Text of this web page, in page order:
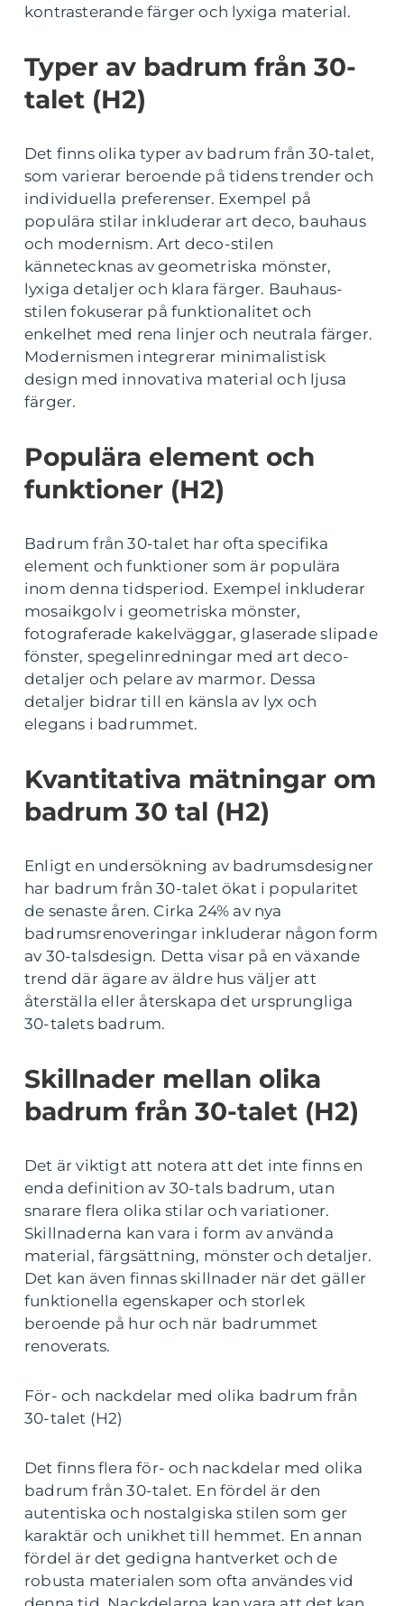
kontrasterande färger och lyxiga material.
Typer av badrum från 30-
talet (H2)
Det finns olika typer av badrum från 30-talet,
som varierar beroende på tidens trender och
individuella preferenser. Exempel på
populära stilar inkluderar art deco, bauhaus
och modernism. Art deco-stilen
kännetecknas av geometriska mönster,
lyxiga detaljer och klara färger. Bauhaus-
stilen fokuserar på funktionalitet och
enkelhet med rena linjer och neutrala färger.
Modernismen integrerar minimalistisk
design med innovativa material och ljusa
färger.
Populära element och
funktioner (H2)
Badrum från 30-talet har ofta specifika
element och funktioner som är populära
inom denna tidsperiod. Exempel inkluderar
mosaikgolv i geometriska mönster,
fotograferade kakelväggar, glaserade slipade
fönster, spegelinredningar med art deco-
detaljer och pelare av marmor. Dessa
detaljer bidrar till en känsla av lyx och
elegans i badrummet.
Kvantitativa mätningar om
badrum 30 tal (H2)
Enligt en undersökning av badrumsdesigner
har badrum från 30-talet ökat i popularitet
de senaste åren. Cirka 24% av nya
badrumsrenoveringar inkluderar någon form
av 30-talsdesign. Detta visar på en växande
trend där ägare av äldre hus väljer att
återställa eller återskapa det ursprungliga
30-talets badrum.
Skillnader mellan olika
badrum från 30-talet (H2)
Det är viktigt att notera att det inte finns en
enda definition av 30-tals badrum, utan
snarare flera olika stilar och variationer.
Skillnaderna kan vara i form av använda
material, färgsättning, mönster och detaljer.
Det kan även finnas skillnader när det gäller
funktionella egenskaper och storlek
beroende på hur och när badrummet
renoverats.
För- och nackdelar med olika badrum från
30-talet (H2)
Det finns flera för- och nackdelar med olika
badrum från 30-talet. En fördel är den
autentiska och nostalgiska stilen som ger
karaktär och unikhet till hemmet. En annan
fördel är det gedigna hantverket och de
robusta materialen som ofta användes vid